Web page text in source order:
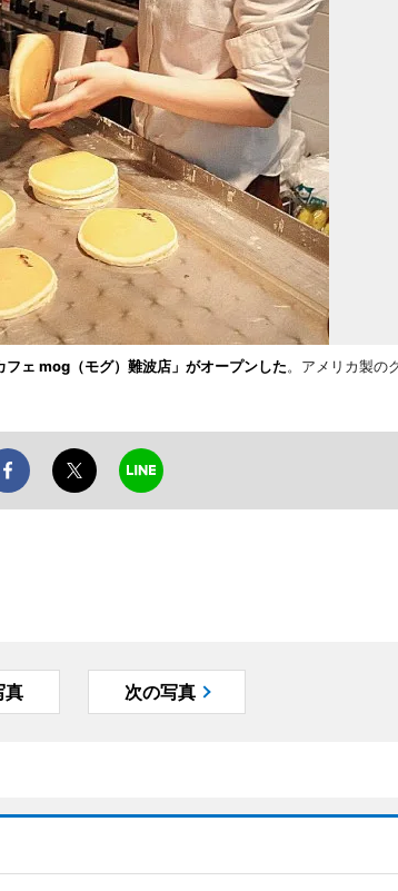
ェ mog（モグ）難波店」がオープンした。アメリカ製の
真 次の写真